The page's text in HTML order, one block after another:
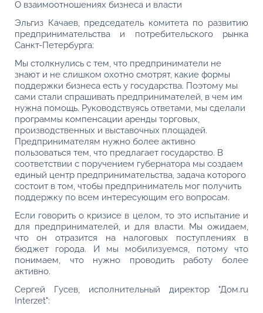
О взаимоотношениях бизнеса и власти
Эльгиз Качаев, председатель комитета по развитию
предпринимательства и потребительского рынка
Санкт-Петербурга:
Мы столкнулись с тем, что предприниматели не
знают и не слишком охотно смотрят, какие формы
поддержки бизнеса есть у государства. Поэтому мы
сами стали спрашивать предпринимателей, в чем им
нужна помощь. Руководствуясь ответами, мы сделали
программы компенсации аренды торговых,
производственных и выставочных площадей.
Предпринимателям нужно более активно
пользоваться тем, что предлагает государство. В
соответствии с поручением губернатора мы создаем
единый центр предпринимательства, задача которого
состоит в том, чтобы предприниматель мог получить
поддержку по всем интересующим его вопросам.
Если говорить о кризисе в целом, то это испытание и
для предпринимателей, и для власти. Мы ожидаем,
что он отразится на налоговых поступлениях в
бюджет города. И мы мобилизуемся, потому что
понимаем, что нужно проводить работу более
активно.
Сергей Гусев, исполнительный директор "Дом.ru
Interzet":